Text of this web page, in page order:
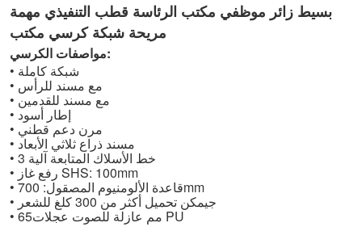
بسيط زائر موظفي مكتب الرئاسة قطب التنفيذي مهمة
مريحة شبكة كرسي مكتب
مواصفات الكرسي:
• شبكة كاملة
• مع مسند للرأس
• مع مسند للقدمين
• إطار أسود
• مرن دعم قطني
• مسند ذراع ثلاثي الأبعاد
• 3 خط الأسلاكالمتابعةآلية
• رفع غاز SHS: 100mm
• قاعدة الألومنيوم المصقول: 700mm
• جيمكن تحميل أكثر من 300 كلغ للشعر
• 65 مم عازلة للصوت عجلات PU